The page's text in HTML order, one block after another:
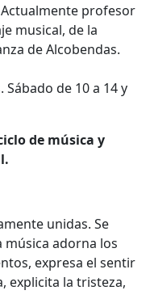
Actualmente profesor
musical, de la
de Alcobendas.
Sábado de 10 a 14 y
de música y
unidas. Se
adorna los
expresa el sentir
explicita la tristeza,